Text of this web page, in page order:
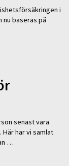
i
baseras på
senast vara
har vi samlat
…